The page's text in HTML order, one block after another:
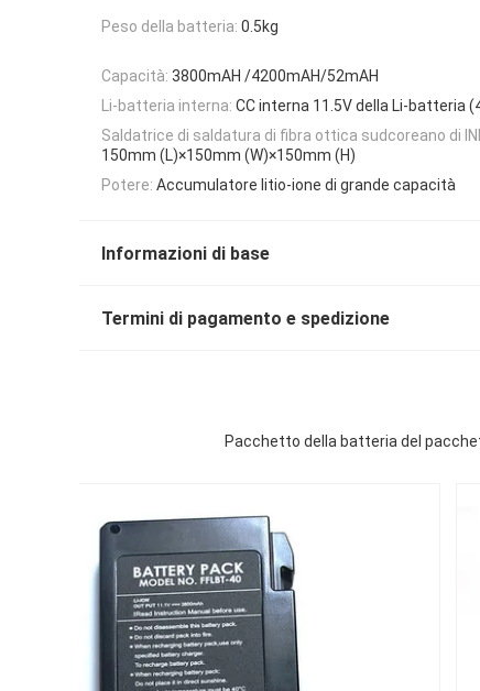
Peso della batteria: 0.5kg
Capacità: 3800mAH /4200mAH/52mAH
Li-batteria interna: CC interna 11.5V della Li-batteria
Saldatrice di saldatura di fibra ottica sudcoreano di
150mm (L)×150mm (W)×150mm (H)
Potere: Accumulatore litio-ione di grande capacità
Informazioni di base
Termini di pagamento e spedizione
Pacchetto della batteria del